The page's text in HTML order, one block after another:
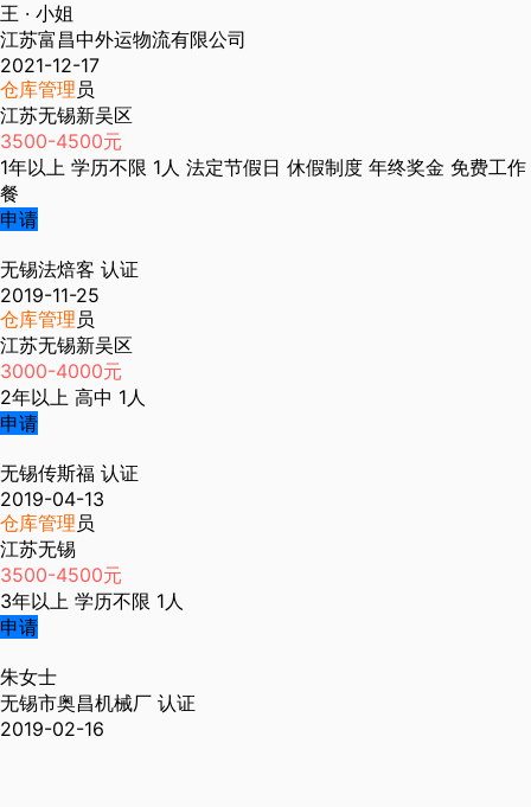
王 · 小姐
江苏富昌中外运物流有限公司
2021-12-17
仓库管理 员
江苏无锡新吴区
3500-4500元
1年以上 学历不限 1人 法定节假日 休假制度 年终奖金 免费工作
餐
申请
无锡法焙客 认证
2019-11-25
仓库管理 员
江苏无锡新吴区
3000-4000元
2年以上 高中 1人
申请
无锡传斯福 认证
2019-04-13
仓库管理 员
江苏无锡
3500-4500元
3年以上 学历不限 1人
申请
朱女士
无锡市奥昌机械厂 认证
2019-02-16